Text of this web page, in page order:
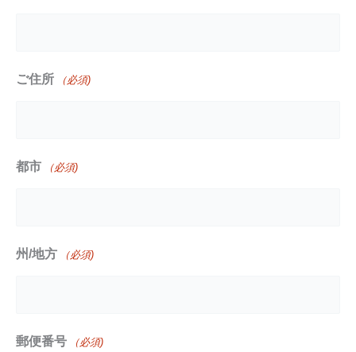
ご住所 （必須)
都市 （必須)
州/地方 （必須)
郵便番号 （必須)